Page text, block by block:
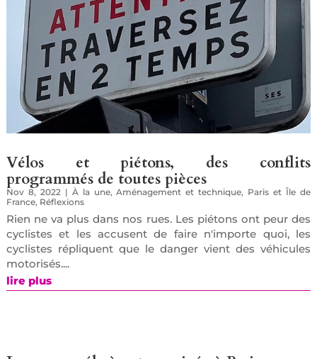
Vélos et piétons, des conflits
programmés de toutes pièces
Nov 8, 2022 | À la une,Aménagement et technique, Paris et Île de
France, Réflexions
Rien ne va plus dans nos rues. Les piétons ont peur des
cyclistes et les accusent de faire n'importe quoi, les
cyclistes répliquent que le danger vient des véhicules
motorisés....
lire plus